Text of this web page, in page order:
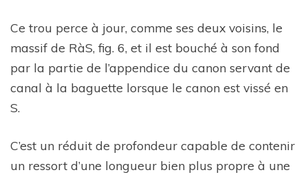
Ce trou perce à jour, comme ses deux voisins, le
massif de RàS, fig. 6, et il est bouché à son fond
par la partie de l’appendice du canon servant de
canal à la baguette lorsque le canon est vissé en
S.
C’est un réduit de profondeur capable de contenir
un ressort d’une longueur bien plus propre à une